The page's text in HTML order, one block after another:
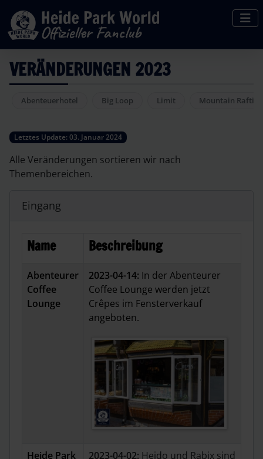
VERÄNDERUNGEN 2023
Abenteuerhotel Big Loop Limit Mountain Rafting
Letztes Update: 03. Januar 2024
Alle Veränderungen sortieren wir nach
Themenbereichen.
Eingang
Name Beschreibung
Abenteurer
Coffee
Lounge
2023-04-14: In der Abenteurer
Coffee Lounge werden jetzt
Crêpes im Fensterverkauf
angeboten.
Heide Park
2023-04-02: Heido und Rabix sind